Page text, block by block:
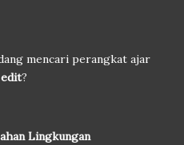
mencari perangkat ajar
?
Lingkungan